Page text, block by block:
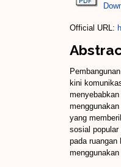
Official URL:
kini
yang
sosial
pada ruangan